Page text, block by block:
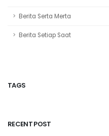
Berita Serta Merta
Berita Setiap Saat
TAGS
RECENT POST